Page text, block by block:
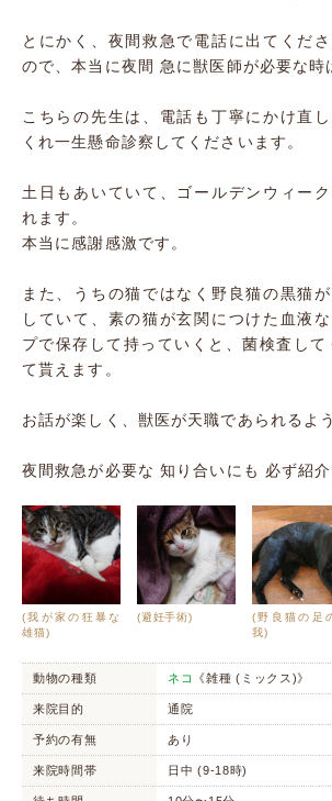
とにかく、夜間救急で電話に出てくだ
ので、本当に夜間 急に獣医師が必要な時
こちらの先生は、電話も丁寧にかけ直
くれ一生懸命診察してくださいます。
土日もあいていて、ゴールデンウィー
れます。
本当に感謝感激です。
また、うちの猫ではなく野良猫の黒猫
していて、素の猫が玄関につけた血液
プで保存して持っていくと、菌検査し
て貰えます。
お話が楽しく、獣医が天職であられるよ
夜間救急が必要な 知り合いにも 必ず紹介
(我が家の狂暴な
雄猫)
(避妊手術)
(野良猫の足
我)
動物の種類 ネコ 《雑種 (ミックス)》
来院目的 通院
予約の有無 あり
来院時間帯 日中 (9-18時)